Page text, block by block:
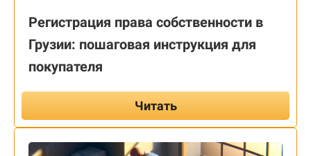
Регистрация права собственности в
Грузии: пошаговая инструкция для
покупателя
Читать